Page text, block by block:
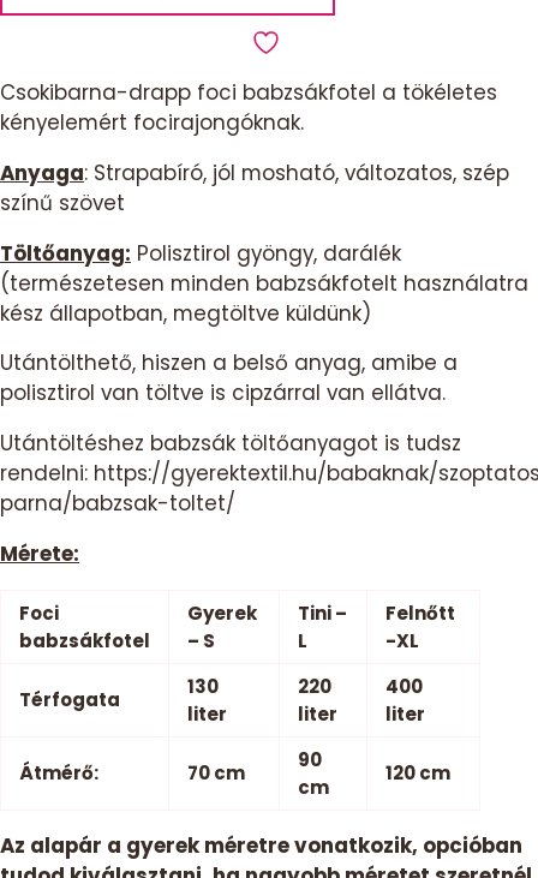
csokibarna
Csokibarna-drapp foci babzsákfotel a tökéletes
kényelemért focirajongóknak.
Anyaga: Strapabíró, jól mosható, változatos, szép
színű szövet
Töltőanyag: Polisztirol gyöngy, darálék
(természetesen minden babzsákfotelt használatra
kész állapotban, megtöltve küldünk)
Utántölthető, hiszen a belső anyag, amibe a
polisztirol van töltve is cipzárral van ellátva.
Utántöltéshez babzsák töltőanyagot is tudsz
rendelni: https://gyerektextil.hu/babaknak/
parna/babzsak-toltet/
Mérete:
Foci
babzsákfotel
Gyerek
– S
Tini –
L
Felnőtt
-XL
Térfogata
130
liter
220
liter
400
liter
Átmérő: 70 cm
90
cm
120 cm
Az alapár a gyerek méretre vonatkozik, opcióban